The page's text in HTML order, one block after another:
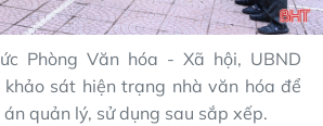
Phòng Văn hóa - Xã hội, UBND
khảo sát hiện trạng nhà văn hóa để
quản lý, sử dụng sau sắp xếp.